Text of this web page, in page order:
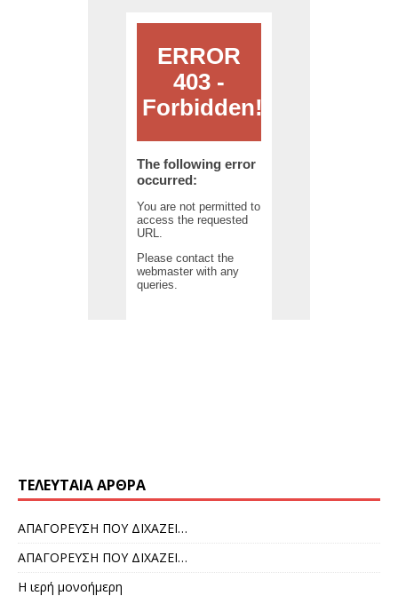
ΤΕΛΕΥΤΑΊΑ ΆΡΘΡΑ
ΑΠΑΓΟΡΕΥΣΗ ΠΟΥ ΔΙΧΑΖΕΙ…
ΑΠΑΓΟΡΕΥΣΗ ΠΟΥ ΔΙΧΑΖΕΙ…
Η ιερή μονοήμερη